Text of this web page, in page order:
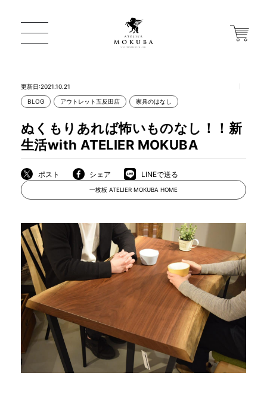
店舗から探す
一枚板 ATELIER MOKUBA HOME
MOKUBA について
商品情報
直営店
イベント
更新日:2021.10.21
BLOG アウトレット五反田店 家具のはなし
ぬくもりあれば怖いものなし！！新
生活with ATELIER MOKUBA
ポスト シェア LINEで送る
一枚板 ATELIER MOKUBA HOME